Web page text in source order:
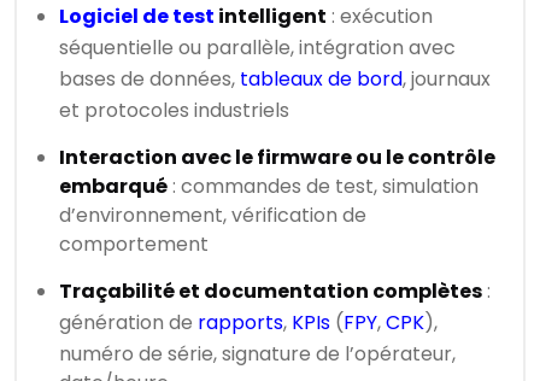
Logiciel de test intelligent : exécution
séquentielle ou parallèle, intégration avec
bases de données, tableaux de bord, journaux
et protocoles industriels
Interaction avec le firmware ou le contrôle
embarqué: commandes de test, simulation
d’environnement, vérification de
comportement
Traçabilité et documentation complètes:
génération de rapports, KPIs (FPY,CPK),
numéro de série, signature de l’opérateur,